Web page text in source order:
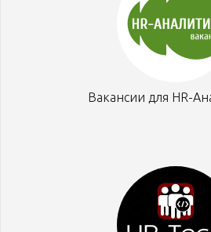
Вакансии для HR-